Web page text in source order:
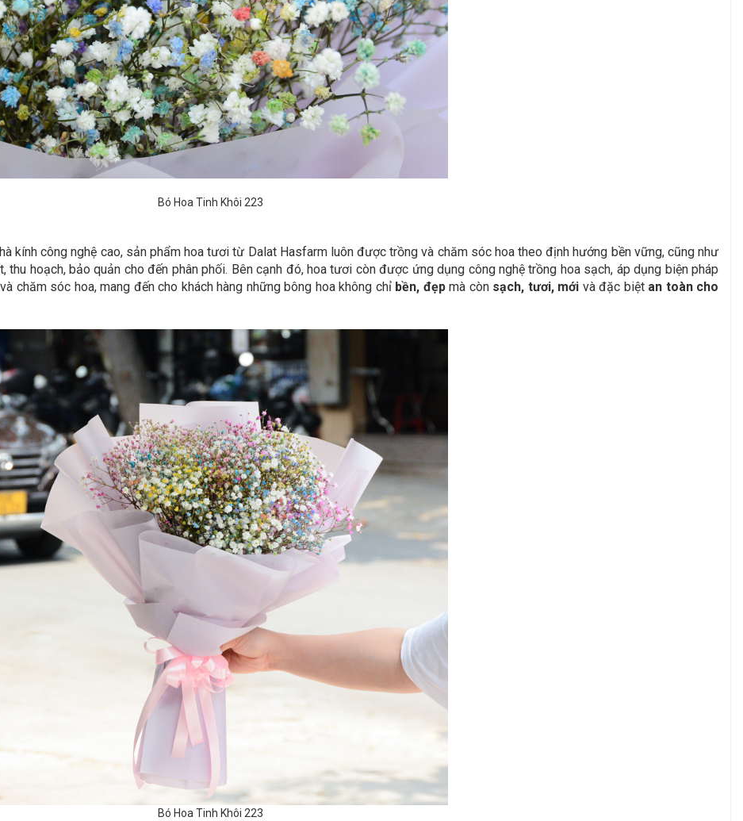
Bó Hoa Tinh Khôi 223
kính công nghệ cao, sản phẩm hoa tươi từ Dalat Hasfarm luôn được trồng và chăm sóc hoa theo định hướng bền vững, cũng như
hoạch, bảo quản cho đến phân phối. Bên cạnh đó, hoa tươi còn được ứng dụng công nghệ trồng hoa sạch, áp dụng biện pháp
chăm sóc hoa, mang đến cho khách hàng những bông hoa không chỉ bền, đẹpmà còn sạch, tươi, mới và đặc biệt an toàn cho
Bó Hoa Tinh Khôi 223